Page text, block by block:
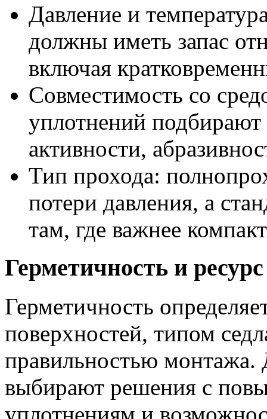
Давление и
должны иметь запас
включая
Совместимость со
уплотнений
активности,
Тип прохода:
потери давления, а
там, где важнее
Герметичность и ресурс
Герметичность
поверхностей, типом
правильностью монтажа.
выбирают решения с